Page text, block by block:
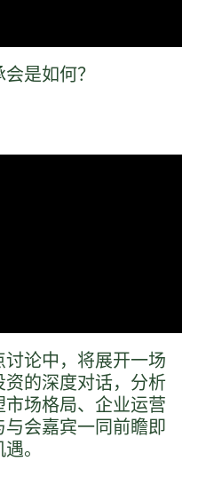
是如何？
论中，将展开一场
的深度对话，分析
场格局、企业运营
会嘉宾一同前瞻即
。